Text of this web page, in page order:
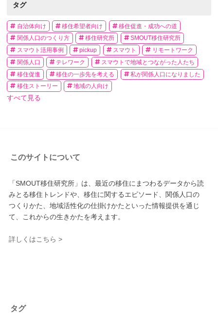
タグ
自治体向け 移住希望者向け
移住促進・成功への道
関係人口のつくり方
移住研究所
SMOUT移住研究所
スマウト活用事例
pickup スマウト
リモートワーク
関係人口
テレワーク
スマウトで地域とつながった人たち
移住促進
移住の一歩先を考える
私が関係人口になりました
移住ストーリー
地域の人向け
すべて見る
このサイトについて
「SMOUT移住研究所」は、最近の移住にまつわるデータから読
みとる移住トレンドや、移住に関するエピソード、関係人口の
つくりかた、地域活性化の仕掛けかたといった情報提供を通じ
て、これからの生きかたを考えます。
詳しくはこちら >
タグ